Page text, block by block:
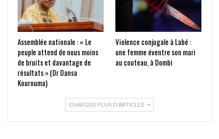
Assemblée nationale : « Le
peuple attend de nous moins
de bruits et davantage de
résultats » (Dr Dansa
Kourouma)
Violence conjugale à Labé :
une femme éventre son mari
au couteau, à Dombi
CHARGER PLUS D'ARTICLES